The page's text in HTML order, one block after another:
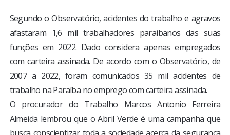
Segundo o Observatório, acidentes do trabalho e agravos
afastaram 1,6 mil trabalhadores paraibanos das suas
funções em 2022. Dado considera apenas empregados
com carteira assinada. De acordo com o Observatório, de
2007 a 2022, foram comunicados 35 mil acidentes de
trabalho na Paraíba no emprego com carteira assinada.
O procurador do Trabalho Marcos Antonio Ferreira
Almeida lembrou que o Abril Verde é uma campanha que